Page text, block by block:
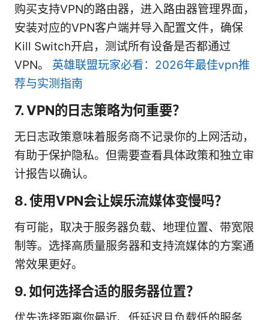
购买支持VPN的路由器，进入路由器管理界面，
安装对应的VPN客户端并导入配置文件，确保
Kill Switch开启，测试所有设备是否都通过
VPN。 英雄联盟玩家必看：2026年最佳vpn推
荐与实测指南
7. VPN的日志策略为何重要？
无日志政策意味着服务商不记录你的上网活动，
有助于保护隐私。但需要查看具体政策和独立审
计报告以确认。
8. 使用VPN会让娱乐流媒体变慢吗？
有可能，取决于服务器负载、地理位置、带宽限
制等。选择高质量服务器和支持流媒体的方案通
常效果更好。
9. 如何选择合适的服务器位置？